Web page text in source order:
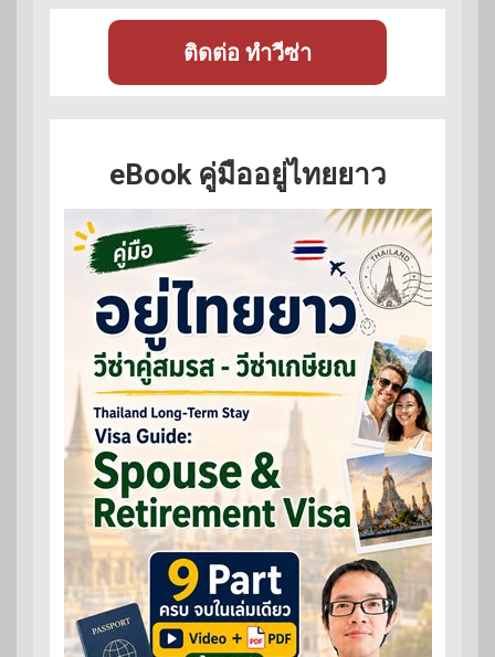
ติดต่อ ทำวีซ่า
eBook คู่มืออยู่ไทยยาว